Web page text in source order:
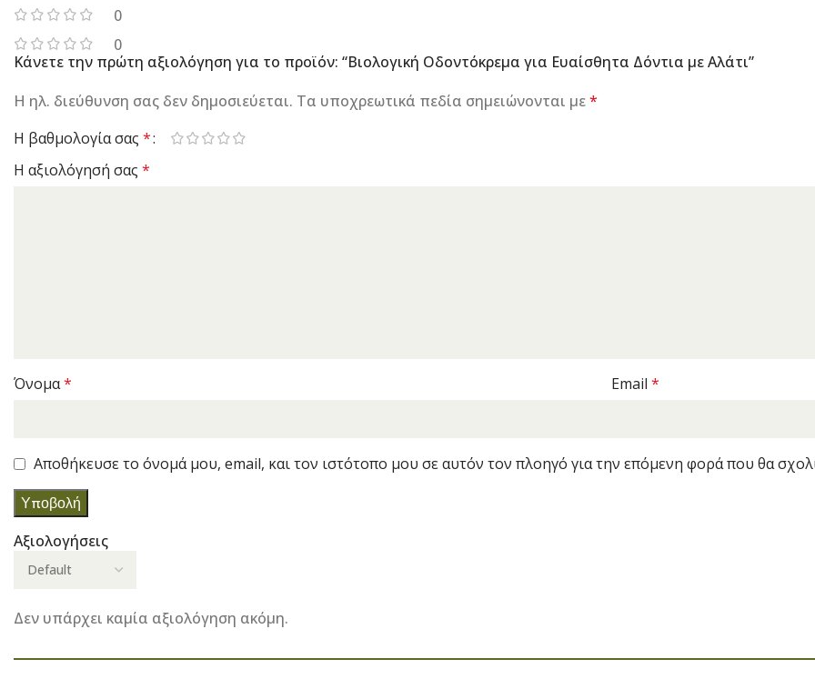
0
0
Αξιολογήσεις
Δεν υπάρχει καμία αξιολόγηση ακόμη.
Κάνετε την πρώτη αξιολόγηση για το προϊόν: “Βιολογική Οδοντόκρεμα για Ευαίσθητα Δόντια με Αλάτι”
Η ηλ. διεύθυνση σας δεν δημοσιεύεται. Τα υποχρεωτικά πεδία σημειώνονται με*
Η βαθμολογία σας *
Η αξιολόγησή σας *
Όνομα* Email *
Αποθήκευσε το όνομά μου, email, και τον ιστότοπο μου σε αυτόν τον πλοηγό για την επόμενη φορά που θα